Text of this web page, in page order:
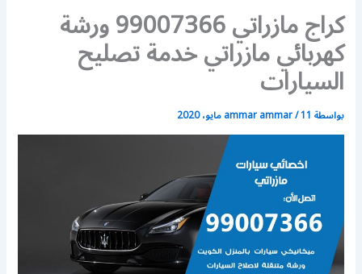
كراج مازراتي 99007366 ورشة
كهربائي مازراتي خدمة تصليح
السيارات
بواسطة ammar ammar/11 مايو، 2020